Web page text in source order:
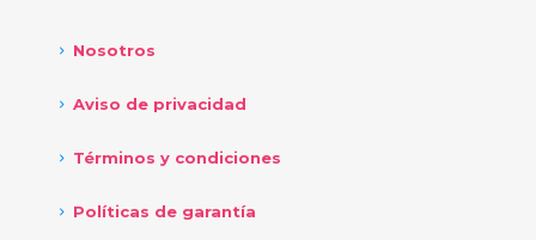
Nosotros
Aviso de privacidad
Términos y condiciones
Políticas de garantía